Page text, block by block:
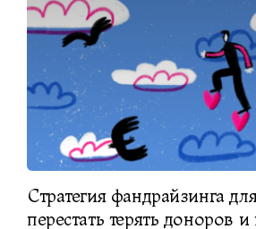
Стратегия фандрайзинга
перестать терять доноров и